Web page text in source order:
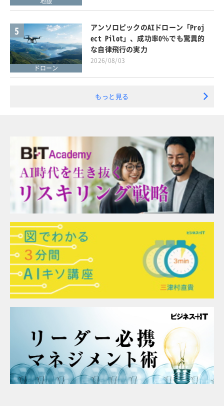
5
ドローン
アンソロピックのAIドローン「Proj
ect Pilot」、成功率0％でも驚異的
な自律飛行の実力
2026/08/03
もっと見る